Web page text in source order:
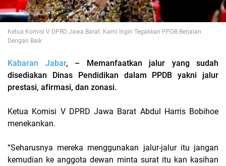
Ketua Komisi V DPRD Jawa Barat: Kami Ingin Tegakkan PPDB Berjalan
Dengan Baik
Kabaran Jabar, – Memanfaatkan jalur yang sudah
disediakan Dinas Pendidikan dalam PPDB yakni jalur
prestasi, afirmasi, dan zonasi.
Ketua Komisi V DPRD Jawa Barat Abdul Harris Bobihoe
menekankan.
“Seharusnya mereka menggunakan jalur-jalur itu jangan
kemudian ke anggota dewan minta surat itu kan kasihan